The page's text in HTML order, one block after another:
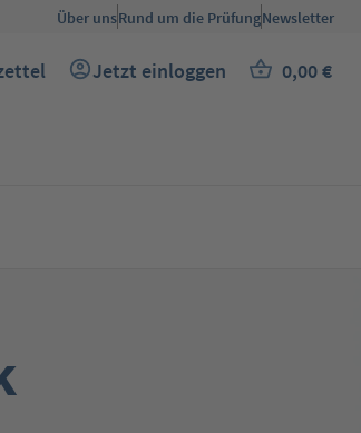
Über unsRund um die PrüfungNewsletter
hast 0 Produkte auf dem Merkzettel
Jetzt einloggen 0,00 €